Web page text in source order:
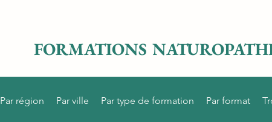
FORMATIONS
Par région Par ville Par type de formation Par format